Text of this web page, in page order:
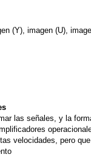
(Y), imagen (U),
las señales, y la
velocidades, pero que